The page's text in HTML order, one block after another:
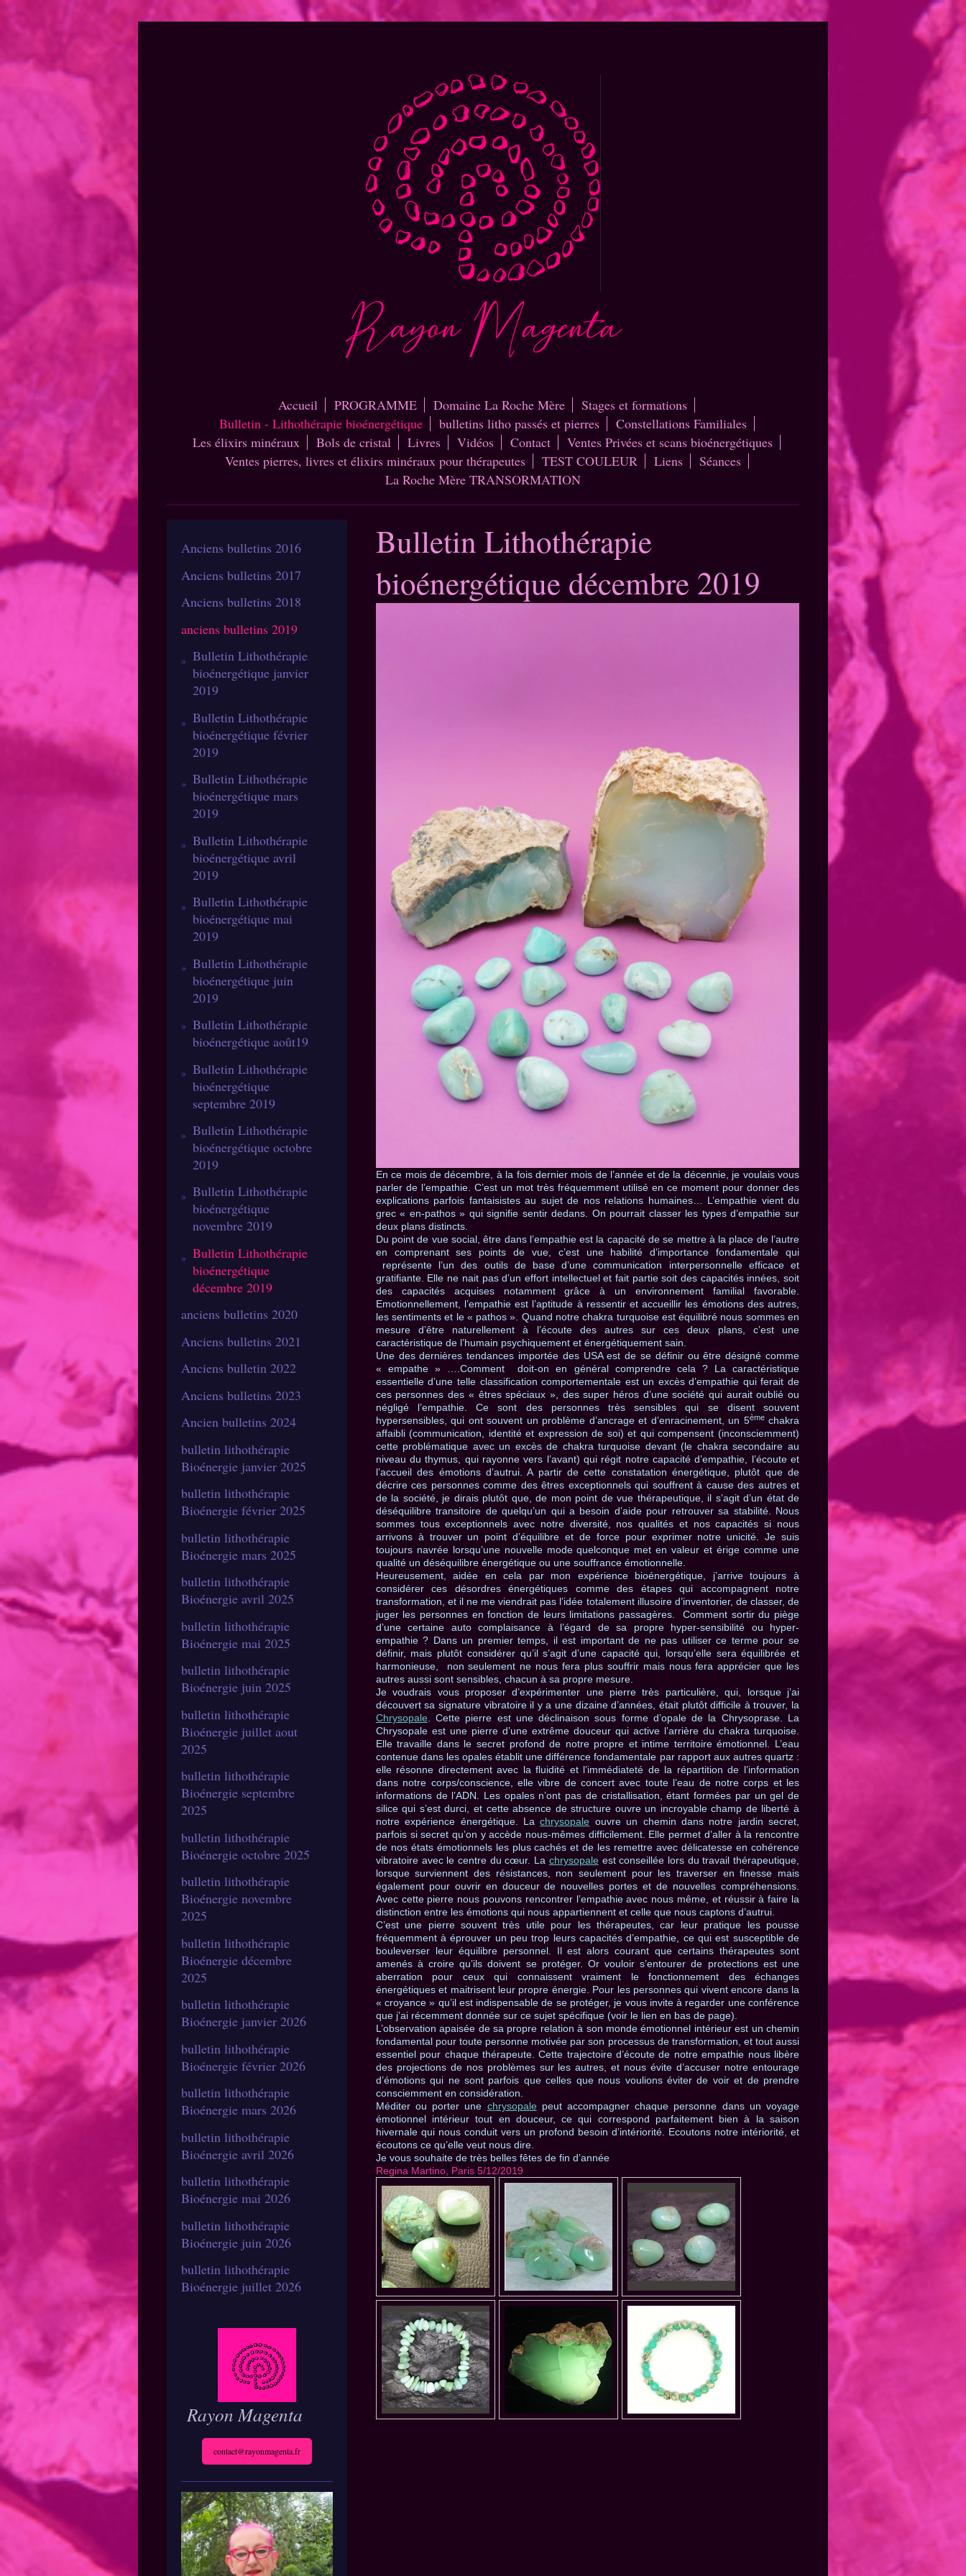
Accueil PROGRAMME Domaine La Roche Mère
Stages et formations
Bulletin - Lithothérapie bioénergétique
bulletins litho passés et pierres
Constellations Familiales
Les élixirs minéraux
Bols de cristal Livres Vidéos Contact
Ventes Privées et scans bioénergétiques
Ventes pierres, livres et élixirs minéraux pour thérapeutes
TEST COULEUR Liens
Séances
La Roche Mère TRANSORMATION
Bulletin Lithothérapie
bioénergétique décembre 2019
En ce mois de décembre, à la fois dernier mois de l’année et de la décennie, je voulais vous
parler de l’empathie. C’est un mot très fréquemment utilisé en ce moment pour donner des
explications parfois fantaisistes au sujet de nos relations humaines… L’empathie vient du
grec « en-pathos » qui signifie sentir dedans. On pourrait classer les types d’empathie sur
deux plans distincts.
Du point de vue social, être dans l’empathie est la capacité de se mettre à la place de l’autre
en comprenant ses points de vue, c’est une habilité d’importance fondamentale qui
représente l’un des outils de base d’une communication interpersonnelle efficace et
gratifiante. Elle ne nait pas d’un effort intellectuel et fait partie soit des capacités innées, soit
des capacités acquises notamment grâce à un environnement familial favorable.
Emotionnellement, l’empathie est l’aptitude à ressentir et accueillir les émotions des autres,
les sentiments et le « pathos ». Quand notre chakra turquoise est équilibré nous sommes en
mesure d’être naturellement à l’écoute des autres sur ces deux plans, c’est une
caractéristique de l’humain psychiquement et énergétiquement sain.
Une des dernières tendances importée des USA est de se définir ou être désigné comme
« empathe » ….Comment doit-on en général comprendre cela ? La caractéristique
essentielle d’une telle classification comportementale est un excès d’empathie qui ferait de
ces personnes des « êtres spéciaux », des super héros d’une société qui aurait oublié ou
négligé l’empathie. Ce sont des personnes très sensibles qui se disent souvent
hypersensibles, qui ont souvent un problème d’ancrage et d’enracinement, un 5èmechakra
affaibli (communication, identité et expression de soi) et qui compensent (inconsciemment)
cette problématique avec un excès de chakra turquoise devant (le chakra secondaire au
niveau du thymus, qui rayonne vers l’avant) qui régit notre capacité d’empathie, l’écoute et
l’accueil des émotions d’autrui. A partir de cette constatation énergétique, plutôt que de
décrire ces personnes comme des êtres exceptionnels qui souffrent à cause des autres et
de la société, je dirais plutôt que, de mon point de vue thérapeutique, il s’agit d’un état de
déséquilibre transitoire de quelqu’un qui a besoin d’aide pour retrouver sa stabilité. Nous
sommes tous exceptionnels avec notre diversité, nos qualités et nos capacités si nous
arrivons à trouver un point d’équilibre et de force pour exprimer notre unicité. Je suis
toujours navrée lorsqu’une nouvelle mode quelconque met en valeur et érige comme une
qualité un déséquilibre énergétique ou une souffrance émotionnelle.
Heureusement, aidée en cela par mon expérience bioénergétique, j’arrive toujours à
considérer ces désordres énergétiques comme des étapes qui accompagnent notre
transformation, et il ne me viendrait pas l’idée totalement illusoire d’inventorier, de classer, de
juger les personnes en fonction de leurs limitations passagères. Comment sortir du piège
d’une certaine auto complaisance à l’égard de sa propre hyper-sensibilité ou hyper-
empathie ? Dans un premier temps, il est important de ne pas utiliser ce terme pour se
définir, mais plutôt considérer qu’il s’agit d’une capacité qui, lorsqu’elle sera équilibrée et
harmonieuse, non seulement ne nous fera plus souffrir mais nous fera apprécier que les
autres aussi sont sensibles, chacun à sa propre mesure.
Je voudrais vous proposer d’expérimenter une pierre très particulière, qui, lorsque j’ai
découvert sa signature vibratoire il y a une dizaine d’années, était plutôt difficile à trouver, la
Chrysopale. Cette pierre est une déclinaison sous forme d’opale de la Chrysoprase. La
Chrysopale est une pierre d’une extrême douceur qui active l’arrière du chakra turquoise.
Elle travaille dans le secret profond de notre propre et intime territoire émotionnel. L’eau
contenue dans les opales établit une différence fondamentale par rapport aux autres quartz :
elle résonne directement avec la fluidité et l’immédiateté de la répartition de l’information
dans notre corps/conscience, elle vibre de concert avec toute l’eau de notre corps et les
informations de l’ADN. Les opales n’ont pas de cristallisation, étant formées par un gel de
silice qui s’est durci, et cette absence de structure ouvre un incroyable champ de liberté à
notre expérience énergétique. La chrysopale ouvre un chemin dans notre jardin secret,
parfois si secret qu’on y accède nous-mêmes difficilement. Elle permet d’aller à la rencontre
de nos états émotionnels les plus cachés et de les remettre avec délicatesse en cohérence
vibratoire avec le centre du cœur. La chrysopale est conseillée lors du travail thérapeutique,
lorsque surviennent des résistances, non seulement pour les traverser en finesse mais
également pour ouvrir en douceur de nouvelles portes et de nouvelles compréhensions.
Avec cette pierre nous pouvons rencontrer l’empathie avec nous même, et réussir à faire la
distinction entre les émotions qui nous appartiennent et celle que nous captons d’autrui.
C’est une pierre souvent très utile pour les thérapeutes, car leur pratique les pousse
fréquemment à éprouver un peu trop leurs capacités d’empathie, ce qui est susceptible de
bouleverser leur équilibre personnel. Il est alors courant que certains thérapeutes sont
amenés à croire qu’ils doivent se protéger. Or vouloir s’entourer de protections est une
aberration pour ceux qui connaissent vraiment le fonctionnement des échanges
énergétiques et maitrisent leur propre énergie. Pour les personnes qui vivent encore dans la
« croyance » qu’il est indispensable de se protéger, je vous invite à regarder une conférence
que j’ai récemment donnée sur ce sujet spécifique (voir le lien en bas de page).
L’observation apaisée de sa propre relation à son monde émotionnel intérieur est un chemin
fondamental pour toute personne motivée par son processus de transformation, et tout aussi
essentiel pour chaque thérapeute. Cette trajectoire d’écoute de notre empathie nous libère
des projections de nos problèmes sur les autres, et nous évite d’accuser notre entourage
d’émotions qui ne sont parfois que celles que nous voulions éviter de voir et de prendre
consciemment en considération.
Méditer ou porter une chrysopale peut accompagner chaque personne dans un voyage
émotionnel intérieur tout en douceur, ce qui correspond parfaitement bien à la saison
hivernale qui nous conduit vers un profond besoin d’intériorité. Ecoutons notre intériorité, et
écoutons ce qu’elle veut nous dire.
Je vous souhaite de très belles fêtes de fin d’année
Regina Martino, Paris 5/12/2019
Anciens bulletins 2016
Anciens bulletins 2017
Anciens bulletins 2018
anciens bulletins 2019
Bulletin Lithothérapie
bioénergétique janvier
2019
Bulletin Lithothérapie
bioénergétique février
2019
Bulletin Lithothérapie
bioénergétique mars
2019
Bulletin Lithothérapie
bioénergétique avril
2019
Bulletin Lithothérapie
bioénergétique mai
2019
Bulletin Lithothérapie
bioénergétique juin
2019
Bulletin Lithothérapie
bioénergétique août19
Bulletin Lithothérapie
bioénergétique
septembre 2019
Bulletin Lithothérapie
bioénergétique octobre
2019
Bulletin Lithothérapie
bioénergétique
novembre 2019
Bulletin Lithothérapie
bioénergétique
décembre 2019
anciens bulletins 2020
Anciens bulletins 2021
Anciens bulletin 2022
Anciens bulletins 2023
Ancien bulletins 2024
bulletin lithothérapie
Bioénergie janvier 2025
bulletin lithothérapie
Bioénergie février 2025
bulletin lithothérapie
Bioénergie mars 2025
bulletin lithothérapie
Bioénergie avril 2025
bulletin lithothérapie
Bioénergie mai 2025
bulletin lithothérapie
Bioénergie juin 2025
bulletin lithothérapie
Bioénergie juillet aout
2025
bulletin lithothérapie
Bioénergie septembre
2025
bulletin lithothérapie
Bioénergie octobre 2025
bulletin lithothérapie
Bioénergie novembre
2025
bulletin lithothérapie
Bioénergie décembre
2025
bulletin lithothérapie
Bioénergie janvier 2026
bulletin lithothérapie
Bioénergie février 2026
bulletin lithothérapie
Bioénergie mars 2026
bulletin lithothérapie
Bioénergie avril 2026
bulletin lithothérapie
Bioénergie mai 2026
bulletin lithothérapie
Bioénergie juin 2026
bulletin lithothérapie
Bioénergie juillet 2026
Rayon Magenta
contact@rayonmagenta.fr